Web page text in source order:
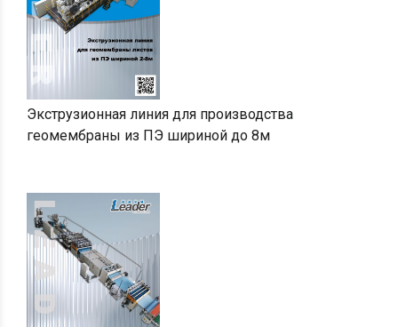
Экструзионная линия для производства
геомембраны из ПЭ шириной до 8м